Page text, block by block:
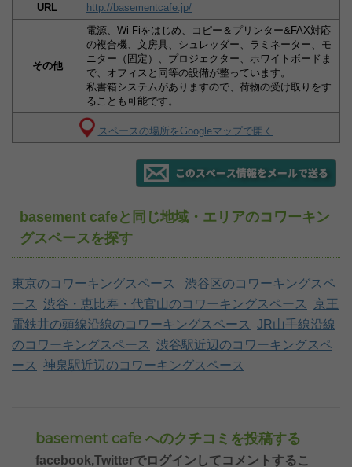
URL
http://basementcafe.jp/
その他
電源、Wi-Fiをはじめ、コピー＆プリンター&FAX対応
の複合機、文房具、シュレッダー、ラミネーター、モ
ニター（固定）、プロジェクター、ホワイトボードま
で、オフィスと同等の設備が整っています。
私書箱システムがありますので、荷物の受け取りをす
ることも可能です。
スペースの場所をGoogleマップで開く
basement cafeと同じ地域・エリアのコワーキン
グスペースを探す
東京のコワーキングスペース
渋谷区のコワーキングスペ
ース
渋谷・恵比寿・代官山のコワーキングスペース
京王
電鉄井の頭線沿線のコワーキングスペース
JR山手線沿線
のコワーキングスペース
渋谷駅近辺のコワーキングスペ
ース
神泉駅近辺のコワーキングスペース
basement cafe へのクチコミを投稿する
facebook,Twitterでログインしてコメントするこ